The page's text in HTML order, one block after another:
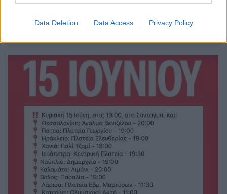
Data Deletion Data Access Privacy Policy